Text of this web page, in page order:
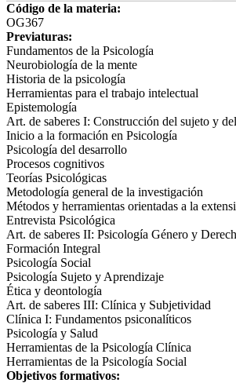
Código de la materia:
OG367
Previaturas:
Fundamentos de la Psicología
Neurobiología de la mente
Historia de la psicología
Herramientas para el trabajo intelectual
Epistemología
Art. de saberes I: Construcción del sujeto y
Inicio a la formación en Psicología
Psicología del desarrollo
Procesos cognitivos
Teorías Psicológicas
Metodología general de la investigación
Métodos y herramientas orientadas a la
Entrevista Psicológica
Art. de saberes II: Psicología Género y
Formación Integral
Psicología Social
Psicología Sujeto y Aprendizaje
Ética y deontología
Art. de saberes III: Clínica y Subjetividad
Clínica I: Fundamentos psiconalíticos
Psicología y Salud
Herramientas de la Psicología Clínica
Herramientas de la Psicología Social
Objetivos formativos: